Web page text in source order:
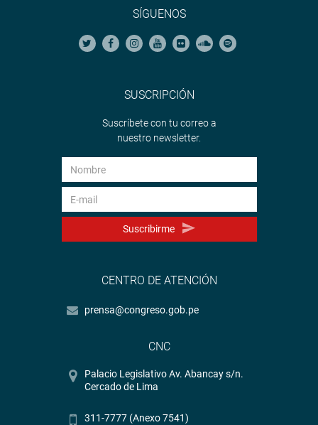
SÍGUENOS
SUSCRIPCIÓN
Suscríbete con tu correo a
nuestro newsletter.
Suscribirme
CENTRO DE ATENCIÓN
prensa@congreso.gob.pe
CNC
Palacio Legislativo Av. Abancay s/n.
Cercado de Lima
311-7777 (Anexo 7541)